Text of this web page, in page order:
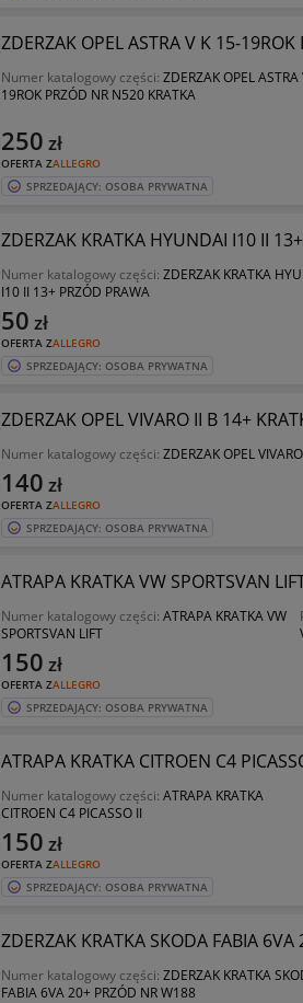
ZDERZAK OPEL ASTRA V K 15-
Numer katalogowy części: ZDERZAK OPEL
19ROK PRZÓD NR N520 KRATKA
OFERTA ZALLEGRO
250 zł
SPRZEDAJĄCY: OSOBA PRYWATNA
ZDERZAK KRATKA HYUNDAI I10 II
Numer katalogowy części: ZDERZAK KRATKA
I10 II 13+ PRZÓD PRAWA
OFERTA ZALLEGRO
50 zł
SPRZEDAJĄCY: OSOBA PRYWATNA
ZDERZAK OPEL VIVARO II B 14+
Numer katalogowy części: ZDERZAK OPEL
OFERTA ZALLEGRO
140 zł
SPRZEDAJĄCY: OSOBA PRYWATNA
ATRAPA KRATKA VW SPORTSVAN
Numer katalogowy części: ATRAPA KRATKA VW
SPORTSVAN LIFT
OFERTA ZALLEGRO
150 zł
SPRZEDAJĄCY: OSOBA PRYWATNA
ATRAPA KRATKA CITROEN C4
Numer katalogowy części: ATRAPA KRATKA
CITROEN C4 PICASSO II
OFERTA ZALLEGRO
150 zł
SPRZEDAJĄCY: OSOBA PRYWATNA
ZDERZAK KRATKA SKODA FABIA
Numer katalogowy części: ZDERZAK KRATKA
FABIA 6VA 20+ PRZÓD NR W188